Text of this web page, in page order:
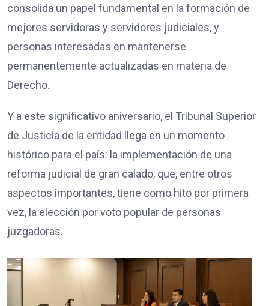
consolida un papel fundamental en la formación de
mejores servidoras y servidores judiciales, y
personas interesadas en mantenerse
permanentemente actualizadas en materia de
Derecho.
Y a este significativo aniversario, el Tribunal Superior
de Justicia de la entidad llega en un momento
histórico para el país: la implementación de una
reforma judicial de gran calado, que, entre otros
aspectos importantes, tiene como hito por primera
vez, la elección por voto popular de personas
juzgadoras.